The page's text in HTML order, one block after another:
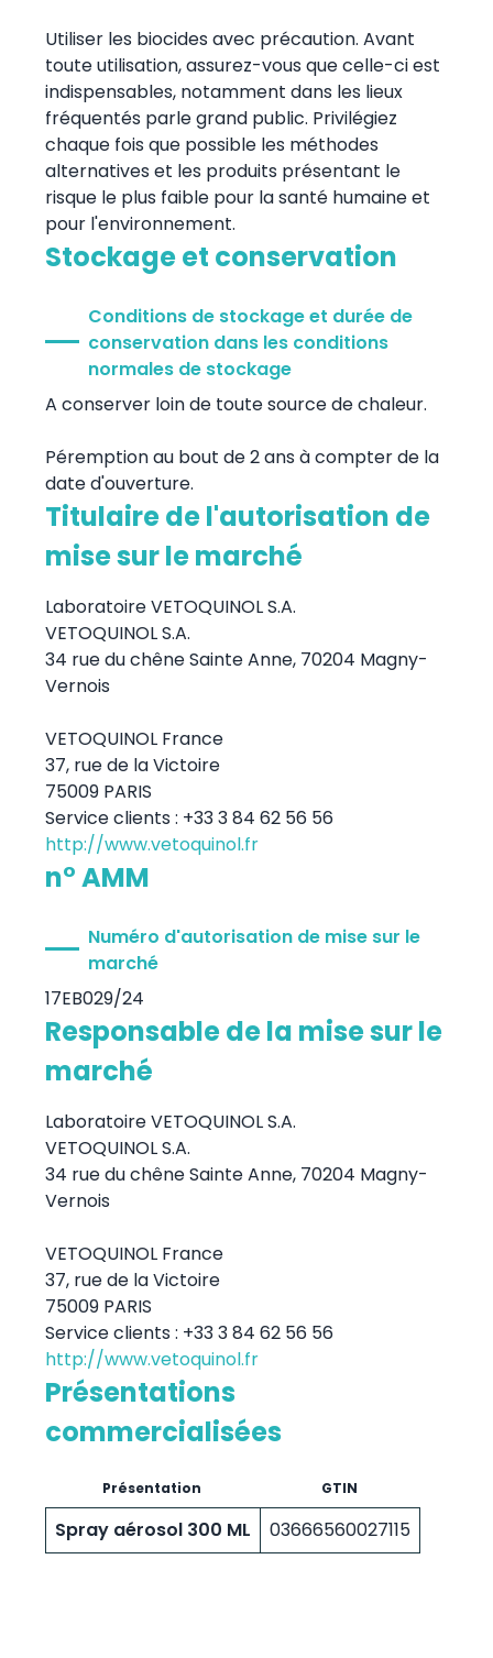
Utiliser les biocides avec précaution. Avant
toute utilisation, assurez-vous que celle-ci est
indispensables, notamment dans les lieux
fréquentés parle grand public. Privilégiez
chaque fois que possible les méthodes
alternatives et les produits présentant le
risque le plus faible pour la santé humaine et
pour l'environnement.
Stockage et conservation
Conditions de stockage et durée de
conservation dans les conditions
normales de stockage
A conserver loin de toute source de chaleur.
Péremption au bout de 2 ans à compter de la
date d'ouverture.
Titulaire de l'autorisation de
mise sur le marché
Laboratoire VETOQUINOL S.A.
VETOQUINOL S.A.
34 rue du chêne Sainte Anne, 70204 Magny-
Vernois
VETOQUINOL France
37, rue de la Victoire
75009 PARIS
Service clients : +33 3 84 62 56 56
http://www.vetoquinol.fr
n° AMM
Numéro d'autorisation de mise sur le
marché
17EB029/24
Responsable de la mise sur le
marché
Laboratoire VETOQUINOL S.A.
VETOQUINOL S.A.
34 rue du chêne Sainte Anne, 70204 Magny-
Vernois
VETOQUINOL France
37, rue de la Victoire
75009 PARIS
Service clients : +33 3 84 62 56 56
http://www.vetoquinol.fr
Présentations
commercialisées
Présentation GTIN
Spray aérosol 300 ML 03666560027115